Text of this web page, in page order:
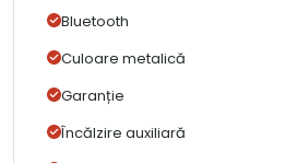
Bluetooth
Culoare metalică
Garanție
Încălzire auxiliară